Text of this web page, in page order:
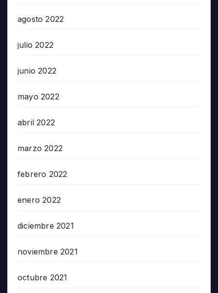
agosto 2022
julio 2022
junio 2022
mayo 2022
abril 2022
marzo 2022
febrero 2022
enero 2022
diciembre 2021
noviembre 2021
octubre 2021